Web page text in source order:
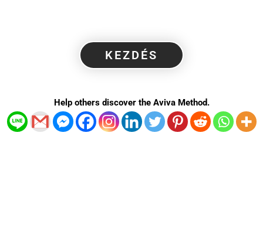
KEZDÉS
Help others discover the Aviva Method.